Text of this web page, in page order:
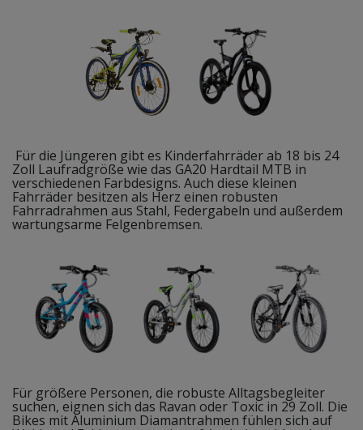
Für die Jüngeren gibt es Kinderfahrräder ab 18 bis 24
Zoll Laufradgröße wie das GA20 Hardtail MTB in
verschiedenen Farbdesigns. Auch diese kleinen
Fahrräder besitzen als Herz einen robusten
Fahrradrahmen aus Stahl, Federgabeln und außerdem
wartungsarme Felgenbremsen.
Für größere Personen, die robuste Alltagsbegleiter
suchen, eignen sich das Ravan oder Toxic in 29 Zoll. Die
Bikes mit Aluminium Diamantrahmen fühlen sich auf